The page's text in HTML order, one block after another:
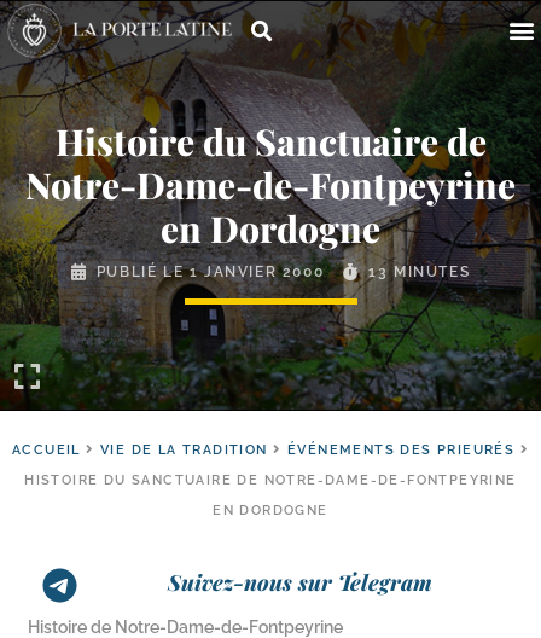
Histoire du Sanctuaire de
Notre-​Dame-​de-​Fontpeyrine
en Dordogne
PUBLIÉ LE1 JANVIER 2000 13 MINUTES
ACCUEIL VIE DE LA TRADITION
ÉVÉNEMENTS DES PRIEURÉS
HISTOIRE DU SANCTUAIRE DE NOTRE-​DAME-​DE-​FONTPEYRINE
EN DORDOGNE
Suivez-nous sur Telegram
Histoire de Notre-Dame-de-Fontpeyrine